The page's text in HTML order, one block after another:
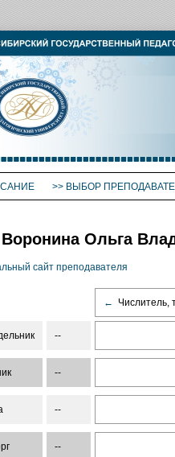
>> ВЫБОР
Воронина Ольга
сайт преподавателя
← Числитель,
--
--
--
--